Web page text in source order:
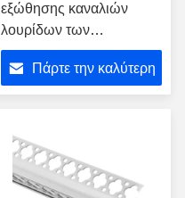
εξώθησης καναλιών
λουρίδων των
οδηγήσεων
ασβεστοκονιάματος
μορφής 46*15mm Β για
Πάρτε την καλύτερη